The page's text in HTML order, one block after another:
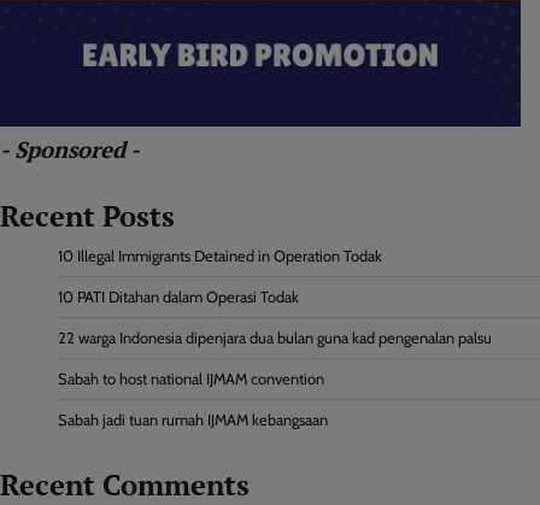
- Sponsored -
Recent Posts
10 Illegal Immigrants Detained in Operation Todak
10 PATI Ditahan dalam Operasi Todak
22 warga Indonesia dipenjara dua bulan guna kad pengenalan palsu
Sabah to host national IJMAM convention
Sabah jadi tuan rumah IJMAM kebangsaan
Recent Comments